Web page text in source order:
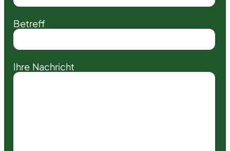
Betreff
Ihre Nachricht